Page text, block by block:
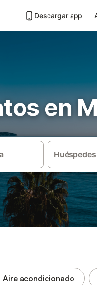
Descargar app
en
Huéspedes
Aire acondicionado